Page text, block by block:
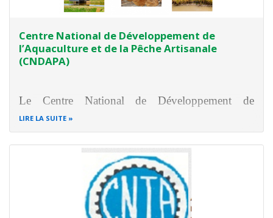
Centre National de Développement de
l’Aquaculture et de la Pêche Artisanale
(CNDAPA)
Le Centre National de Développement de
l’Aquaculture et de la Pêche Artisanale
Assurer la gestion nationale du développement
de la pisciculture,
Elaborer la politique et la stratégie nationale de
développement de l’aquaculture,
LIRE LA SUITE